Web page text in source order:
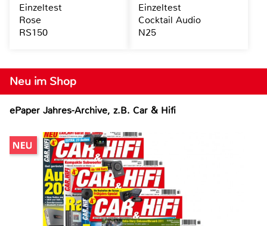
Neu im Shop
ePaper Jahres-Archive, z.B. Car & Hifi
Einzeltest
Rose
RS150
Einzeltest
Cocktail Audio
N25